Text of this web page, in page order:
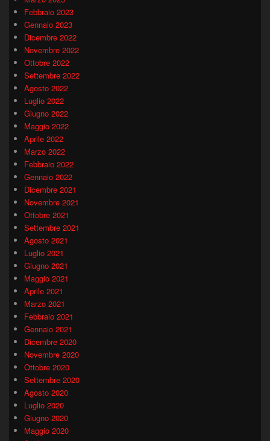
Febbraio 2023
Gennaio 2023
Dicembre 2022
Novembre 2022
Ottobre 2022
Settembre 2022
Agosto 2022
Luglio 2022
Giugno 2022
Maggio 2022
Aprile 2022
Marzo 2022
Febbraio 2022
Gennaio 2022
Dicembre 2021
Novembre 2021
Ottobre 2021
Settembre 2021
Agosto 2021
Luglio 2021
Giugno 2021
Maggio 2021
Aprile 2021
Marzo 2021
Febbraio 2021
Gennaio 2021
Dicembre 2020
Novembre 2020
Ottobre 2020
Settembre 2020
Agosto 2020
Luglio 2020
Giugno 2020
Maggio 2020